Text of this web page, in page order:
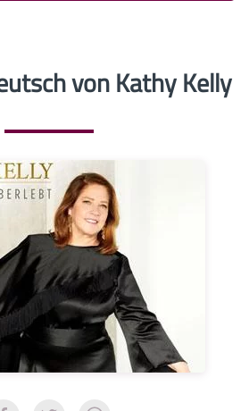
von Kathy Kelly